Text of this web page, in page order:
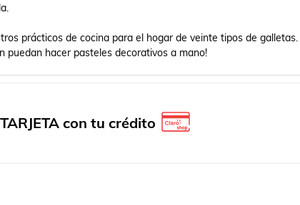
prácticos de cocina para el hogar de veinte tipos de
puedan hacer pasteles decorativos a mano!
con tu crédito